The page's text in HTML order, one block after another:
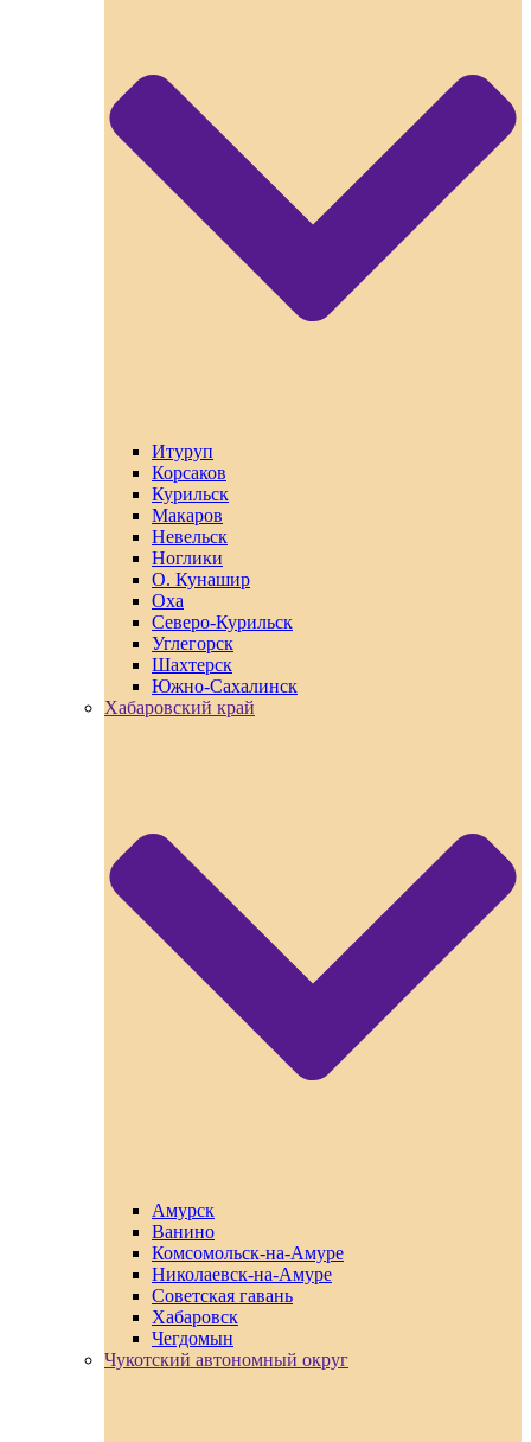
Итуруп
Корсаков
Курильск
Макаров
Невельск
Ноглики
О. Кунашир
Оха
Северо-Курильск
Углегорск
Шахтерск
Южно-Сахалинск
Хабаровский край
Амурск
Ванино
Комсомольск-на-Амуре
Николаевск-на-Амуре
Советская гавань
Хабаровск
Чегдомын
Чукотский автономный округ